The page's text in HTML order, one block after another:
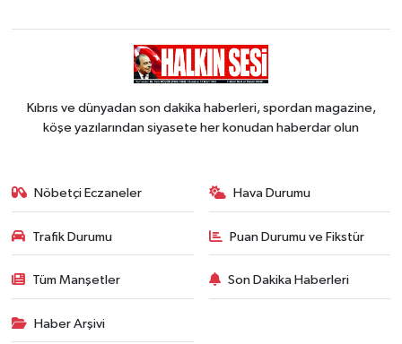
Kıbrıs ve dünyadan son dakika haberleri, spordan magazine,
köşe yazılarından siyasete her konudan haberdar olun
Nöbetçi Eczaneler Hava Durumu
Trafik Durumu Puan Durumu ve Fikstür
Tüm Manşetler Son Dakika Haberleri
Haber Arşivi